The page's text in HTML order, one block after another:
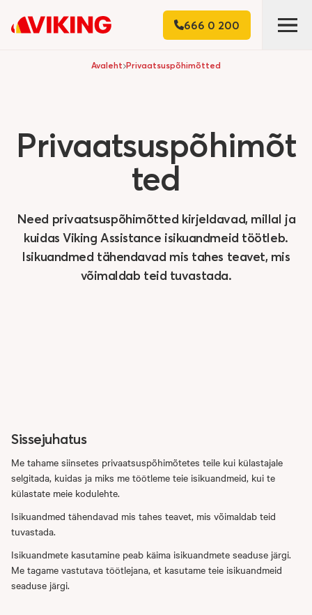
666 0 200
Avaleht Privaatsuspõhimõtted
Privaatsuspõhimõt
ted
Need privaatsuspõhimõtted kirjeldavad, millal ja
kuidas Viking Assistance isikuandmeid töötleb.
Isikuandmed tähendavad mis tahes teavet, mis
võimaldab teid tuvastada.
Sissejuhatus
Me tahame siinsetes privaatsuspõhimõtetes teile kui külastajale
selgitada, kuidas ja miks me töötleme teie isikuandmeid, kui te
külastate meie kodulehte.
Isikuandmed tähendavad mis tahes teavet, mis võimaldab teid
tuvastada.
Isikuandmete kasutamine peab käima isikuandmete seaduse järgi.
Me tagame vastutava töötlejana, et kasutame teie isikuandmeid
seaduse järgi.